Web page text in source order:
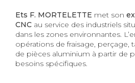
Ets F. MORTELETTE met son
CNC au service des industriels
dans les zones environnantes.
opérations de fraisage, perçage,
de pièces aluminium à partir de
besoins spécifiques.